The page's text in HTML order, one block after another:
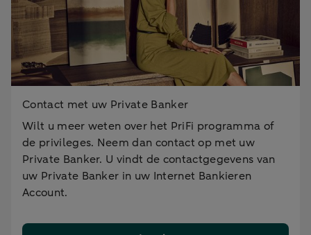
Contact met uw Private Banker
Wilt u meer weten over het PriFi programma of
de privileges. Neem dan contact op met uw
Private Banker. U vindt de contactgegevens van
uw Private Banker in uw Internet Bankieren
Account.